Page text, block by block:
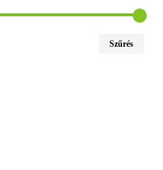
to
Szűrés